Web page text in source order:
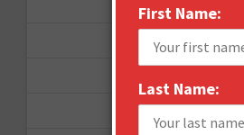
May 2013
April 2013
January 2013
First Name:
Last Name: